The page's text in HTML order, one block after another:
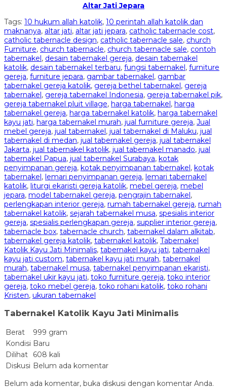
Altar Jati Jepara
Tags: 10 hukum allah katolik, 10 perintah allah katolik dan
maknanya, altar jati, altar jati jepara, catholic tabernacle cost,
catholic tabernacle design, catholic tabernacle sale, church
Furniture, church tabernacle, church tabernacle sale, contoh
tabernakel, desain tabernakel gereja, desain tabernakel
katolik, desain tabernakel terbaru, fungsi tabernakel, furniture
gereja, furniture jepara, gambar tabernakel, gambar
tabernakel gereja katolik, gereja bethel tabernakel, gereja
tabernakel, gereja tabernakel Indonesia, gereja tabernakel pik,
gereja tabernakel pluit village, harga tabernakel, harga
tabernakel gereja, harga tabernakel katolik, harga tabernakel
kayu jati, harga tabernakel murah, jual furniture gereja, Jual
mebel gereja, jual tabernakel, jual tabernakel di Maluku, jual
tabernakel di medan, jual tabernakel gereja, jual tabernakel
Jakarta, jual tabernakel katolik, jual tabernakel manado, jual
tabernakel Papua, jual tabernakel Surabaya, kotak
penyimpanan gereja, kotak penyimpanan tabernakel, kotak
tabernakel, lemari penyimpanan gereja, lemari tabernakel
katolik, liturgi ekaristi gereja katolik, mebel gereja, mebel
jepara, model tabernakel gereja, pengrajin tabernakel,
perlengkapan interior gereja, rumah tabernakel gereja, rumah
tabernakel katolik, sejarah tabernakel musa, spesialis interior
gereja, spesialis perlengkapan gereja, supplier interior gereja,
tabernacle box, tabernacle church, tabernakel dalam alkitab,
tabernakel gereja katolik, tabernakel katolik, Tabernakel
Katolik Kayu Jati Minimalis, tabernakel kayu jati, tabernakel
kayu jati custom, tabernakel kayu jati murah, tabernakel
murah, tabernakel musa, tabernakel penyimpanan ekaristi,
tabernakel ukir kayu jati, toko furniture gereja, toko interior
gereja, toko mebel gereja, toko rohani katolik, toko rohani
Kristen, ukuran tabernakel
Tabernakel Katolik Kayu Jati Minimalis
Berat
999 gram
Kondisi Baru
Dilihat
608 kali
Diskusi Belum ada komentar
Belum ada komentar, buka diskusi dengan komentar Anda.